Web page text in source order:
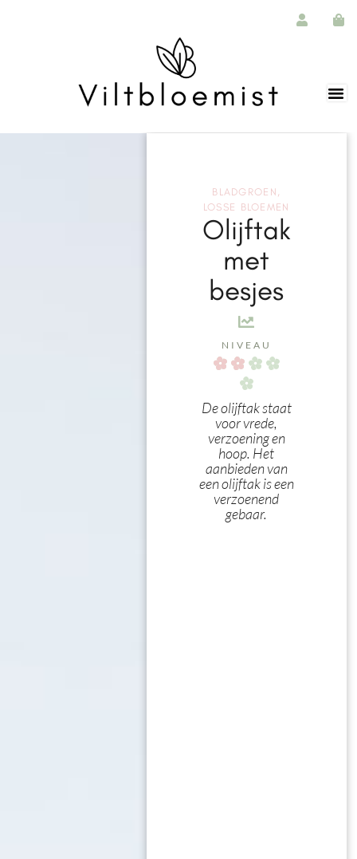
BLADGROEN,
LOSSE BLOEMEN
Olijftak
met
besjes
NIVEAU
De olijftak staat
voor vrede,
verzoening en
hoop. Het
aanbieden van
een olijftak is een
verzoenend
gebaar.